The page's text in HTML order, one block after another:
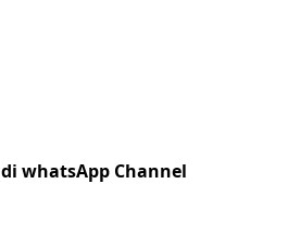
whatsApp Channel